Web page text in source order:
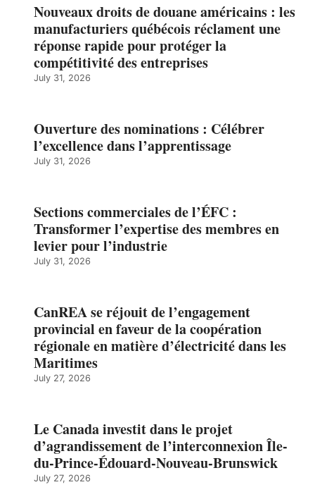
Nouveaux droits de douane américains : les
manufacturiers québécois réclament une
réponse rapide pour protéger la
compétitivité des entreprises
July 31, 2026
Ouverture des nominations : Célébrer
l’excellence dans l’apprentissage
July 31, 2026
Sections commerciales de l’ÉFC :
Transformer l’expertise des membres en
levier pour l’industrie
July 31, 2026
CanREA se réjouit de l’engagement
provincial en faveur de la coopération
régionale en matière d’électricité dans les
Maritimes
July 27, 2026
Le Canada investit dans le projet
d’agrandissement de l’interconnexion Île-
du-Prince-Édouard-Nouveau-Brunswick
July 27, 2026